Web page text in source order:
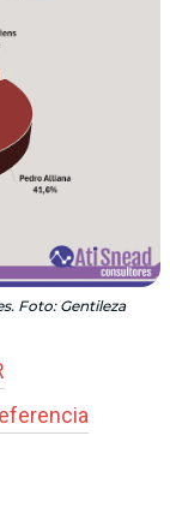
Foto: Gentileza